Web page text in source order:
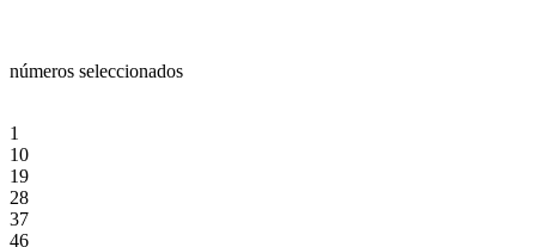
números seleccionados
1
10
19
28
37
46